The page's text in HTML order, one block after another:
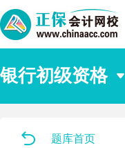
银行初级资格
题库首页